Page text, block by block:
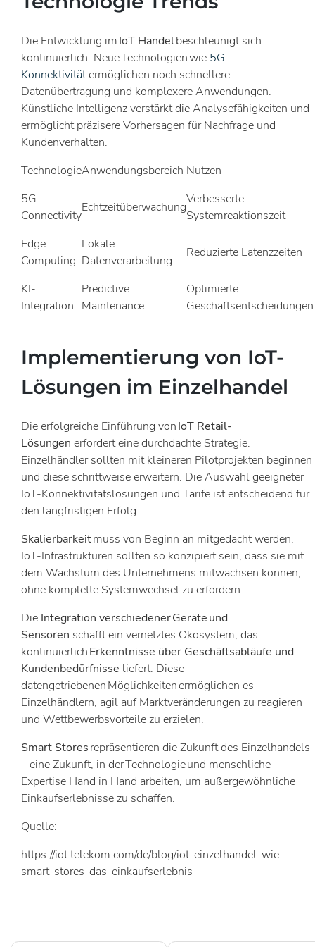
Die Entwicklung imIoT Handelbeschleunigt sich
kontinuierlich. Neue Technologien wie 5G-
Konnektivitätermöglichen noch schnellere
Datenübertragung und komplexere Anwendungen.
Künstliche Intelligenz verstärkt die Analysefähigkeiten und
ermöglicht präzisere Vorhersagen für Nachfrage und
Kundenverhalten.
TechnologieAnwendungsbereich Nutzen
5G-
Connectivity
Echtzeitüberwachung
Verbesserte
Systemreaktionszeit
Edge
Computing
Lokale
Datenverarbeitung
Reduzierte Latenzzeiten
KI-
Integration
Predictive
Maintenance
Optimierte
Geschäftsentscheidungen
Implementierung von IoT-
Lösungen im Einzelhandel
Die erfolgreiche Einführung vonIoT Retail-
Lösungen erfordert eine durchdachte Strategie.
Einzelhändler sollten mit kleineren Pilotprojekten beginnen
und diese schrittweise erweitern. Die Auswahl geeigneter
IoT-Konnektivitätslösungen und Tarife ist entscheidend für
den langfristigen Erfolg.
Skalierbarkeitmuss von Beginn an mitgedacht werden.
IoT-Infrastrukturen sollten so konzipiert sein, dass sie mit
dem Wachstum des Unternehmens mitwachsen können,
ohne komplette Systemwechsel zu erfordern.
Die Integration verschiedener Geräte und
Sensoren schafft ein vernetztes Ökosystem, das
kontinuierlichErkenntnisse über Geschäftsabläufe und
Kundenbedürfnisse liefert. Diese
datengetriebenen Möglichkeiten ermöglichen es
Einzelhändlern, agil auf Marktveränderungen zu reagieren
und Wettbewerbsvorteile zu erzielen.
Smart Storesrepräsentieren die Zukunft des Einzelhandels
– eine Zukunft, in der Technologie und menschliche
Expertise Hand in Hand arbeiten, um außergewöhnliche
Einkaufserlebnisse zu schaffen.
Quelle:
https://iot.telekom.com/de/blog/iot-einzelhandel-wie-
smart-stores-das-einkaufserlebnis